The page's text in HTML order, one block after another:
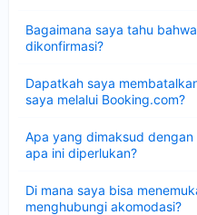
Bagaimana saya tahu
dikonfirmasi?
Dapatkah saya
saya melalui Booking.com?
Apa yang dimaksud
apa ini diperlukan?
Di mana saya bisa
menghubungi akomodasi?